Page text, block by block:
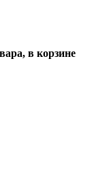
в корзине